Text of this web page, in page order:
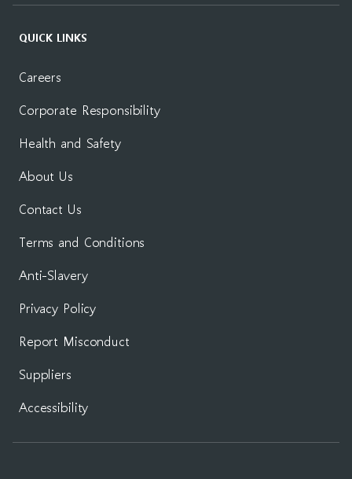
QUICK LINKS
Careers
Corporate Responsibility
Health and Safety
About Us
Contact Us
Terms and Conditions
Anti-Slavery
Privacy Policy
Report Misconduct
Suppliers
Accessibility